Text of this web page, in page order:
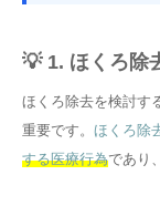
💡 1. ほくろ除
ほくろ除去を検討す
重要です。 ほくろ除
する医療行為であり